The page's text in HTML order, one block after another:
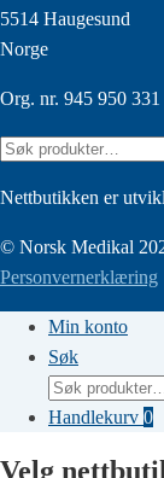
5514 Haugesund
Norge
Org. nr. 945 950 331
Søk
Nettbutikken er
© Norsk Medikal
Personvernerklæring
Min konto
Søk
Søk
etter:
Handlekurv 0
Velg